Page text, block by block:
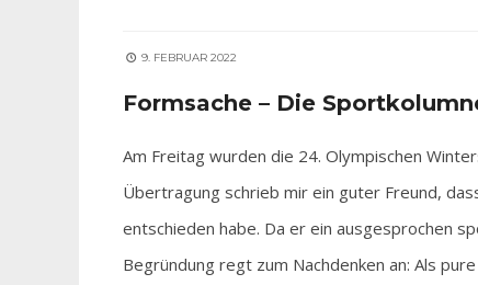
9. FEBRUAR 2022
Formsache – Die
Am Freitag wurden die 24. Olympischen
Übertragung schrieb mir ein guter Freund,
entschieden habe. Da er ein ausgesprochen
Begründung regt zum Nachdenken an: Als